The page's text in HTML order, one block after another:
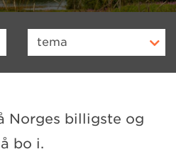
tema
Norges billigste og
bo i.